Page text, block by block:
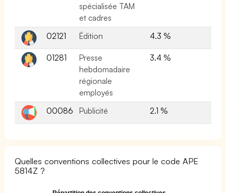
spécialisée TAM
et cadres
02121 Édition 4.3 %
01281
Presse
hebdomadaire
régionale
employés
3.4 %
00086 Publicité 2.1 %
Quelles conventions collectives pour le code APE
5814Z ?